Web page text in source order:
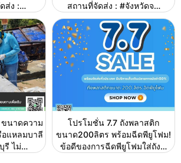
ส่ง :…
สถานที่จัดส่ง : #จังหวัดจ…
ขนาดความ
อแหลมบาลี
รี ไม่…
โปรโมชั่น 7.7 ถังพลาสติก
ขนาด200ลิตร พร้อมฉีดพียูโฟม!
ข้อดีของการฉีดพียูโฟมใส่ถัง…